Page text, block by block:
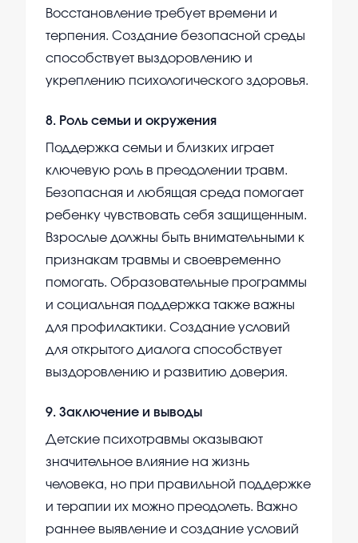
Восстановление требует времени и
терпения. Создание безопасной среды
способствует выздоровлению и
укреплению психологического здоровья.
8. Роль семьи и окружения
Поддержка семьи и близких играет
ключевую роль в преодолении травм.
Безопасная и любящая среда помогает
ребенку чувствовать себя защищенным.
Взрослые должны быть внимательными к
признакам травмы и своевременно
помогать. Образовательные программы
и социальная поддержка также важны
для профилактики. Создание условий
для открытого диалога способствует
выздоровлению и развитию доверия.
9. Заключение и выводы
Детские психотравмы оказывают
значительное влияние на жизнь
человека, но при правильной поддержке
и терапии их можно преодолеть. Важно
раннее выявление и создание условий